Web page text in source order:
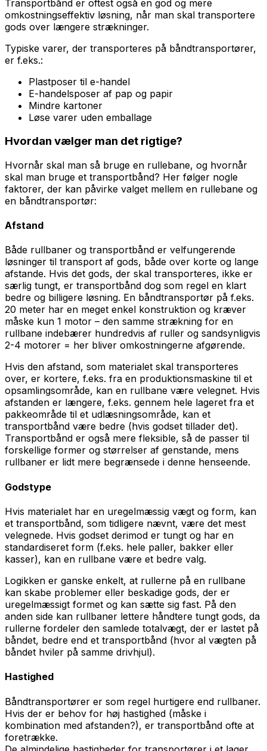
Transportbånd er oftest også en god og mere
omkostningseffektiv løsning, når man skal transportere
gods over længere strækninger.
Typiske varer, der transporteres på båndtransportører,
er f.eks.:
Plastposer til e-handel
E-handelsposer af pap og papir
Mindre kartoner
Løse varer uden emballage
Hvordan vælger man det rigtige?
Hvornår skal man så bruge en rullebane, og hvornår
skal man bruge et transportbånd? Her følger nogle
faktorer, der kan påvirke valget mellem en rullebane og
en båndtransportør:
Afstand
Både rullbaner og transportbånd er velfungerende
løsninger til transport af gods, både over korte og lange
afstande. Hvis det gods, der skal transporteres, ikke er
særlig tungt, er transportbånd dog som regel en klart
bedre og billigere løsning. En båndtransportør på f.eks.
20 meter har en meget enkel konstruktion og kræver
måske kun 1 motor – den samme strækning for en
rullbane indebærer hundredvis af ruller og sandsynligvis
2-4 motorer = her bliver omkostningerne afgørende.
Hvis den afstand, som materialet skal transporteres
over, er kortere, f.eks. fra en produktionsmaskine til et
opsamlingsområde, kan en rullbane være velegnet. Hvis
afstanden er længere, f.eks. gennem hele lageret fra et
pakkeområde til et udlæsningsområde, kan et
transportbånd være bedre (hvis godset tillader det).
Transportbånd er også mere fleksible, så de passer til
forskellige former og størrelser af genstande, mens
rullbaner er lidt mere begrænsede i denne henseende.
Godstype
Hvis materialet har en uregelmæssig vægt og form, kan
et transportbånd, som tidligere nævnt, være det mest
velegnede. Hvis godset derimod er tungt og har en
standardiseret form (f.eks. hele paller, bakker eller
kasser), kan en rullbane være et bedre valg.
Logikken er ganske enkelt, at rullerne på en rullbane
kan skabe problemer eller beskadige gods, der er
uregelmæssigt formet og kan sætte sig fast. På den
anden side kan rullbaner lettere håndtere tungt gods, da
rullerne fordeler den samlede totalvægt, der er lastet på
båndet, bedre end et transportbånd (hvor al vægten på
båndet hviler på samme drivhjul).
Hastighed
Båndtransportører er som regel hurtigere end rullbaner.
Hvis der er behov for høj hastighed (måske i
kombination med afstanden?), er transportbånd ofte at
foretrække.